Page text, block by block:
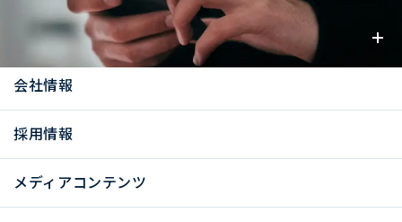
お知らせ
会社情報
採用情報
メディアコンテンツ